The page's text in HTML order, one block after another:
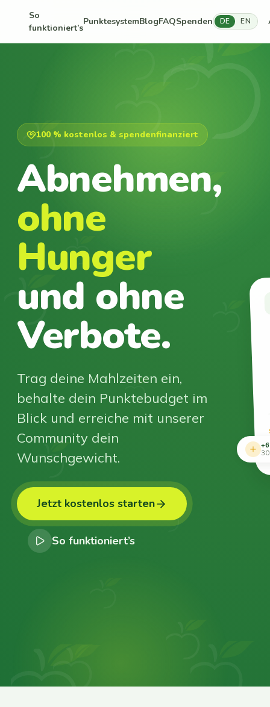
So
funktioniert’s
PunktesystemBlogFAQSpenden DE EN
100 % kostenlos & spendenfinanziert
Abnehmen,
ohne
Hunger
und ohne
Verbote.
Trag deine Mahlzeiten ein,
behalte dein Punktebudget im
Blick und erreiche mit unserer
Community dein
Wunschgewicht.
Jetzt kostenlos starten
So funktioniert’s